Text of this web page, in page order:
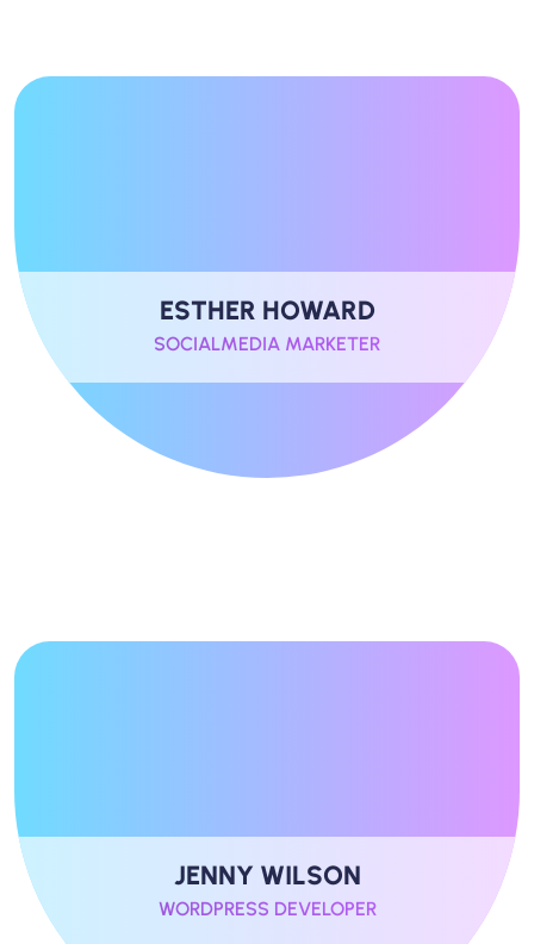
ESTHER HOWARD
SOCIALMEDIA MARKETER
JENNY WILSON
WORDPRESS DEVELOPER